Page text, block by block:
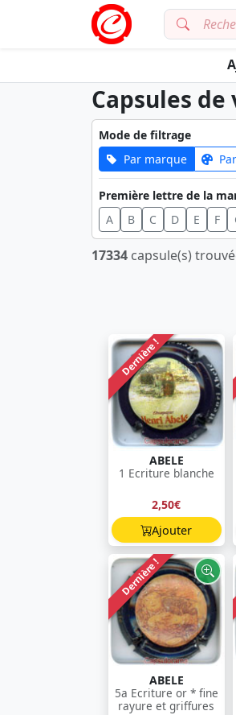
Capsules
Mode de filtrage
Par marque
Première lettre de la
A
B C D E F
17334 capsule(s)
Dernière !
ABELE
1 Ecriture blanche
2,50€
Ajouter
Dernière !
ABELE
5a Ecriture or * fine
rayure et griffures